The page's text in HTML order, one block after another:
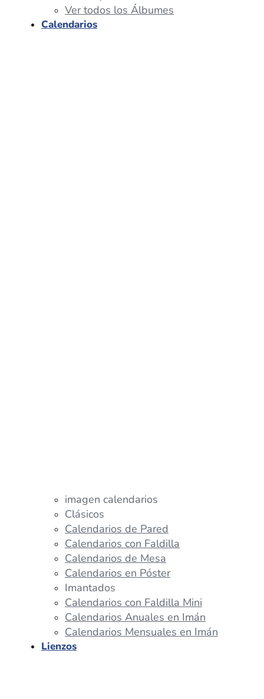
Ver todos los Álbumes
Calendarios
imagen calendarios
Clásicos
Calendarios de Pared
Calendarios con Faldilla
Calendarios de Mesa
Calendarios en Póster
Imantados
Calendarios con Faldilla Mini
Calendarios Anuales en Imán
Calendarios Mensuales en Imán
Lienzos